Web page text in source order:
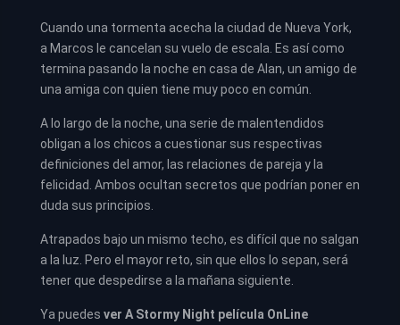
Cuando una tormenta acecha la ciudad de Nueva York,
a Marcos le cancelan su vuelo de escala. Es así como
termina pasando la noche en casa de Alan, un amigo de
una amiga con quien tiene muy poco en común.
A lo largo de la noche, una serie de malentendidos
obligan a los chicos a cuestionar sus respectivas
definiciones del amor, las relaciones de pareja y la
felicidad. Ambos ocultan secretos que podrían poner en
duda sus principios.
Atrapados bajo un mismo techo, es difícil que no salgan
a la luz. Pero el mayor reto, sin que ellos lo sepan, será
tener que despedirse a la mañana siguiente.
Ya puedes ver A Stormy Night película OnLine